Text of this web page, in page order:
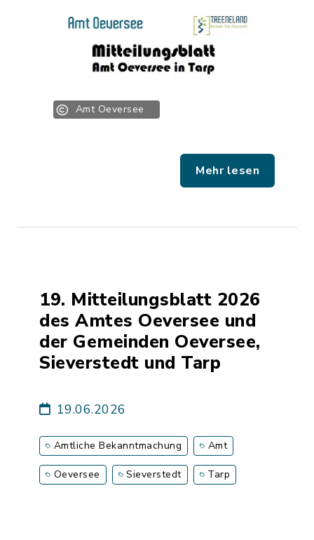
Amt Oeversee
Mehr lesen
19. Mitteilungsblatt 2026
des Amtes Oeversee und
der Gemeinden Oeversee,
Sieverstedt und Tarp
19.06.2026
Amtliche Bekanntmachung Amt
Oeversee Sieverstedt Tarp